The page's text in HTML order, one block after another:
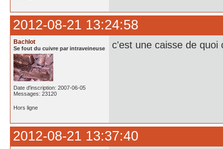
2012-08-21 13:24:58
Bachlot
Se fout du cuivre par intraveineuse
Date d'inscription: 2007-06-05
Messages: 23120
c'est une caisse de quoi
Hors ligne
2012-08-21 13:37:40